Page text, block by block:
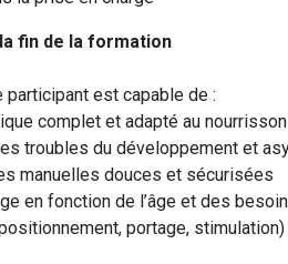
fin de la formation
est capable de :
complet et adapté au nourrisson
troubles du développement et
manuelles douces et sécurisées
en fonction de l’âge et des
portage, stimulation)